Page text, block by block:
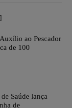
ao Pescador
de 100
Saúde lança
de